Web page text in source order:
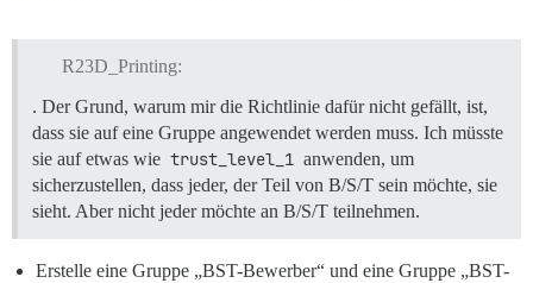
R23D_Printing:
. Der Grund, warum mir die Richtlinie dafür nicht gefällt, ist,
dass sie auf eine Gruppe angewendet werden muss. Ich müsste
sie auf etwas wie trust_level_1 anwenden, um
sicherzustellen, dass jeder, der Teil von B/S/T sein möchte, sie
sieht. Aber nicht jeder möchte an B/S/T teilnehmen.
Erstelle eine Gruppe „BST-Bewerber“ und eine Gruppe „BST-